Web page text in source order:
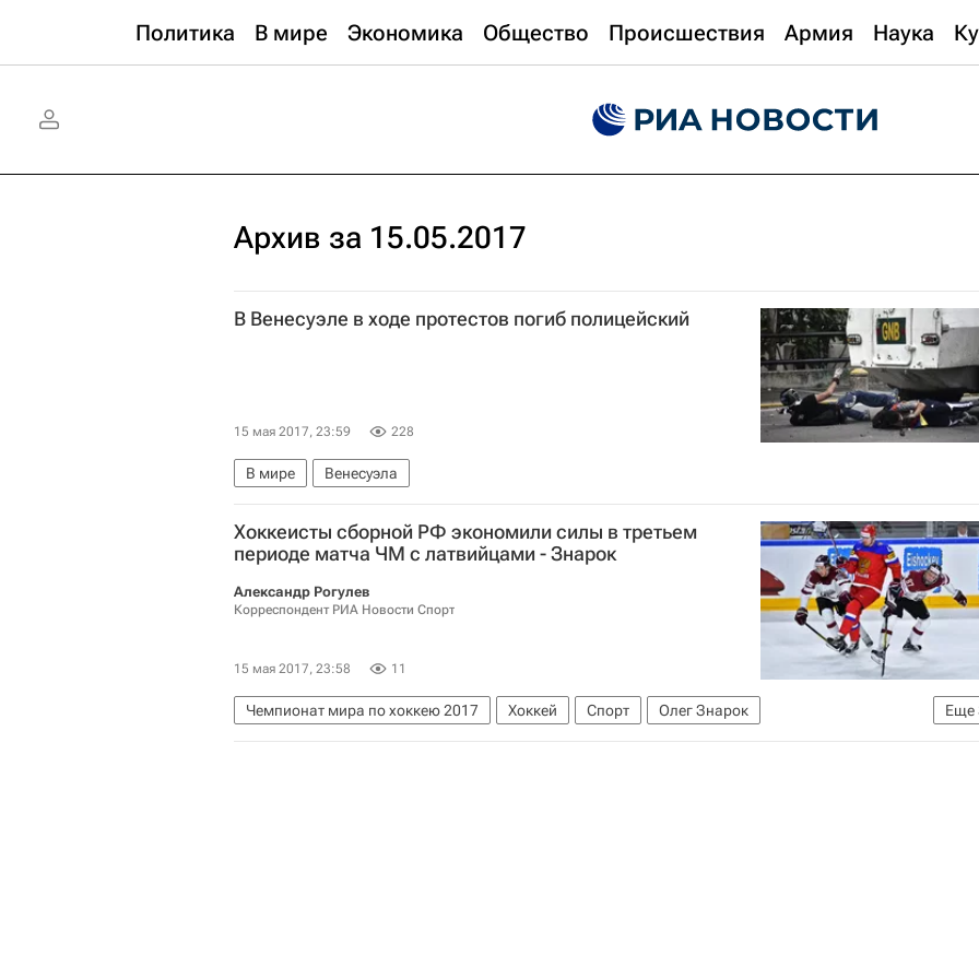
Политика В мире Экономика Общество Происшествия Армия Наука
Архив за 15.05.2017
В Венесуэле в ходе протестов погиб полицейский
15 мая 2017, 23:59 228
В мире Венесуэла
Хоккеисты сборной РФ экономили силы в третьем
периоде матча ЧМ с латвийцами - Знарок
Александр Рогулев
Корреспондент РИА Новости Спорт
15 мая 2017, 23:58 11
Еще
Чемпионат мира по хоккею 2017 Хоккей Спорт
Олег Знарок
Чемпионат мира по хоккею
Сборная России по хоккею с шайбой Латвия